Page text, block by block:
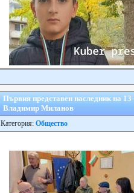
Първия представен наследник на
Владимир Миланов
Категория: Общество